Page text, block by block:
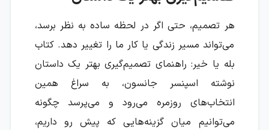
هر تصمیم، حتی اگر در لحظه ساده به نظر برسد،
می‌تواند مسیر زندگی یا کار ما را تغییر دهد. کتاب
بله یا خیر: راهنمای تصمیم‌گیری بهتر یک داستان
نوشته اسپنسر جانسون، به سراغ همین
انتخاب‌های روزمره می‌رود و می‌پرسد چگونه
می‌توانیم میان گزینه‌هایی که پیش رو داریم،